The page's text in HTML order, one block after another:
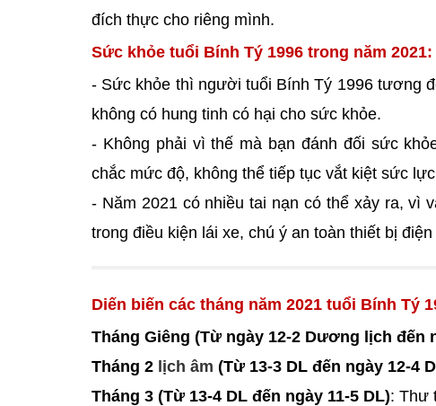
đích thực cho riêng mình.
Sức khỏe tuổi Bính Tý 1996 trong năm 2021:
- Sức khỏe thì người tuổi Bính Tý 1996 tương
không có hung tinh có hại cho sức khỏe.
- Không phải vì thế mà bạn đánh đối sức
chắc mức độ, không thể tiếp tục vắt kiệt sức
- Năm 2021 có nhiều tai nạn có thể xảy ra, vì
trong điều kiện lái xe, chú ý an toàn thiết bị
Diến biến các tháng năm 2021 tuổi Bính Tý
Tháng Giêng (Từ ngày 12-2 Dương lịch đến
Tháng 2 lịch âm (Từ 13-3 DL đến ngày 12-4
Tháng 3 (Từ 13-4 DL đến ngày 11-5 DL): Thư